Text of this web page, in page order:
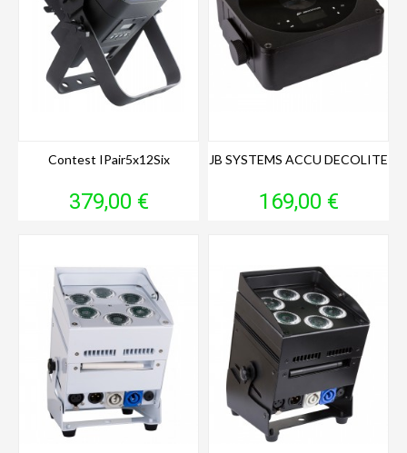
Contest IPair5x12Six
Prix
379,00 €
JB SYSTEMS ACCU DECOLITE
Prix
169,00 €